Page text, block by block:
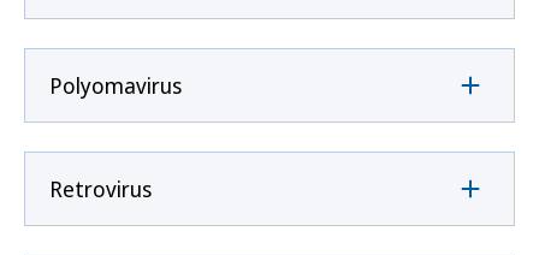
Polyomavirus
Retrovirus